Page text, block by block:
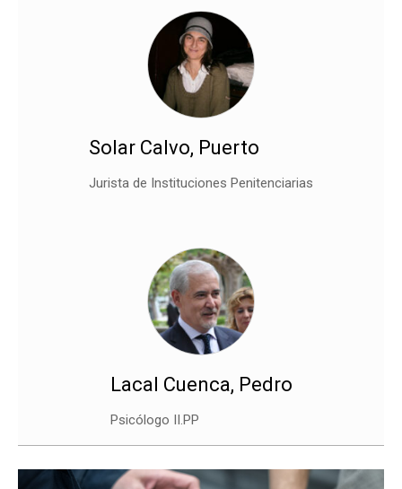
Solar Calvo, Puerto
Jurista de Instituciones Penitenciarias
Lacal Cuenca, Pedro
Psicólogo II.PP